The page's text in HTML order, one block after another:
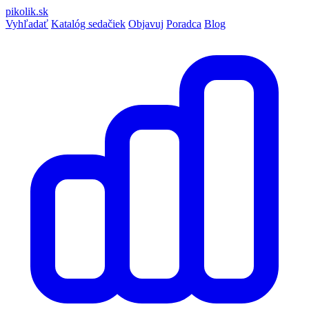
pikolik.sk
Vyhľadať Katalóg sedačiek Objavuj Poradca Blog